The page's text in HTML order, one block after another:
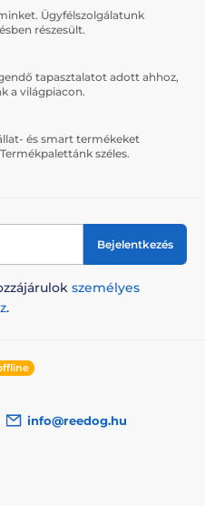
Ügyfélszolgálatunk
részesült.
tapasztalatot adott ahhoz,
a világpiacon.
és smart termékeket
széles.
Bejelentkezés
személyes
.
info@reedog.hu